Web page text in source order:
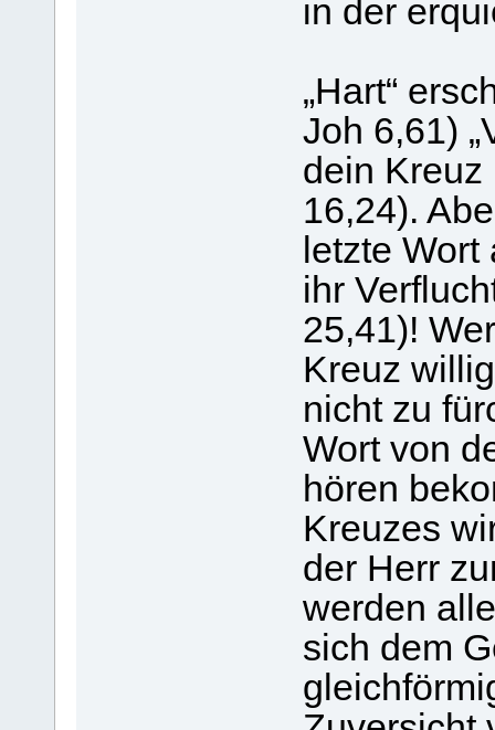
in der
„Hart“
Joh 6,61)
dein Kreuz
16,24).
letzte
ihr
25,41)!
Kreuz
nicht zu
Wort von
hören
Kreuzes
der Herr
werden
sich dem